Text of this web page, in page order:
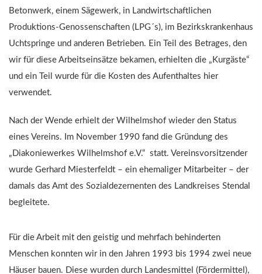
Betonwerk, einem Sägewerk, in Landwirtschaftlichen
Produktions-Genossenschaften (LPG´s), im Bezirkskrankenhaus
Uchtspringe und anderen Betrieben. Ein Teil des Betrages, den
wir für diese Arbeitseinsätze bekamen, erhielten die „Kurgäste“
und ein Teil wurde für die Kosten des Aufenthaltes hier
verwendet.
Nach der Wende erhielt der Wilhelmshof wieder den Status
eines Vereins. Im November 1990 fand die Gründung des
„Diakoniewerkes Wilhelmshof e.V.“ statt. Vereinsvorsitzender
wurde Gerhard Miesterfeldt – ein ehemaliger Mitarbeiter – der
damals das Amt des Sozialdezernenten des Landkreises Stendal
begleitete.
Für die Arbeit mit den geistig und mehrfach behinderten
Menschen konnten wir in den Jahren 1993 bis 1994 zwei neue
Häuser bauen. Diese wurden durch Landesmittel (Fördermittel),